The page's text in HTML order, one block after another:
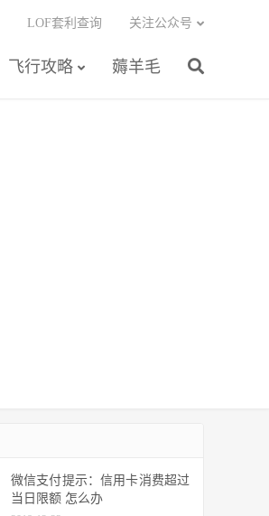
飞行攻略 薅羊毛
LOF套利查询 关注公众号
微信支付提示：信用卡消费超过
当日限额 怎么办